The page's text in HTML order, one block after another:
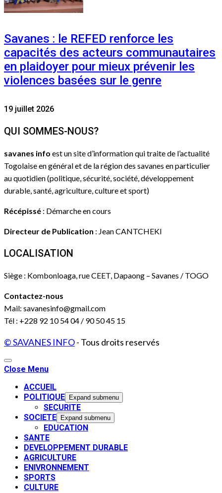
Savanes : le REFED renforce les
capacités des acteurs communautaires
en plaidoyer pour mieux prévenir les
violences basées sur le genre
19 juillet 2026
QUI SOMMES-NOUS?
savanes info est un site d’information qui traite de l’actualité
Togolaise en général et de la région des savanes en particulier
au quotidien (politique, sécurité, société, développement
durable, santé, agriculture, culture et sport)
Récépissé : Démarche en cours
Directeur de Publication : Jean CANTCHEKI
LOCALISATION
Siège : Kombonloaga, rue CEET, Dapaong – Savanes / TOGO
Contactez-nous
Mail: savanesinfo@gmail.com
Tél : +228 92 10 54 04 / 90 50 45 15
© SAVANES INFO- Tous droits reservés
Close Menu
ACCUEIL
POLITIQUE
Expand submenu
SECURITE
SOCIETE
Expand submenu
EDUCATION
SANTE
DEVELOPPEMENT DURABLE
AGRICULTURE
ENIVRONNEMENT
SPORTS
CULTURE